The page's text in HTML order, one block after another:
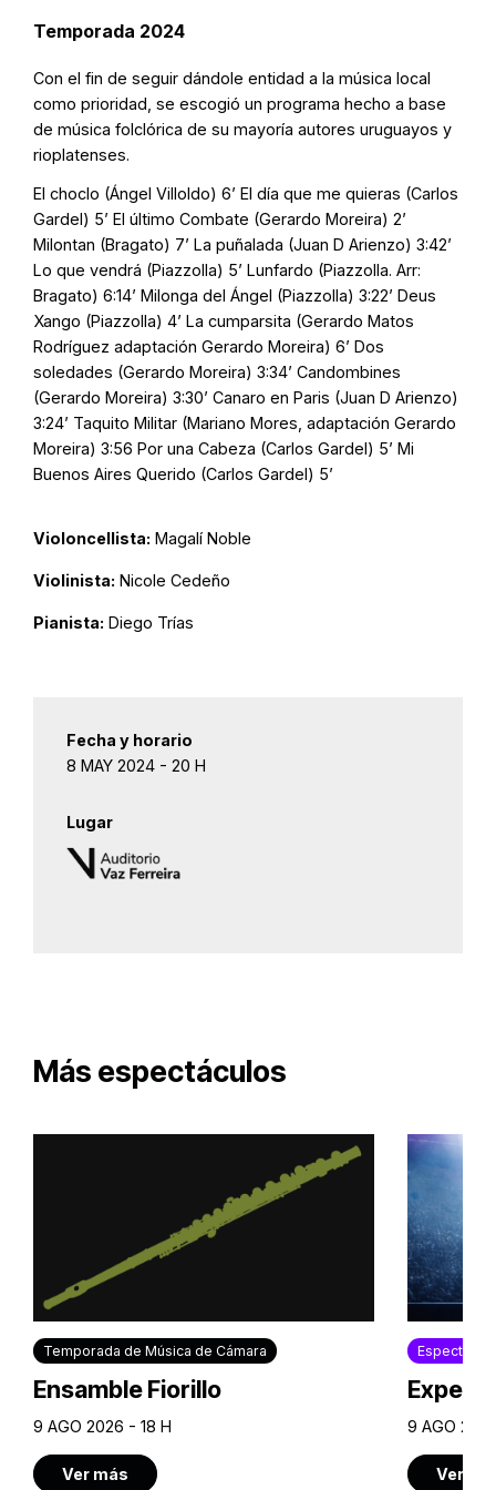
Temporada 2024
Con el fin de seguir dándole entidad a la música local
como prioridad, se escogió un programa hecho a base
de música folclórica de su mayoría autores uruguayos y
rioplatenses.
El choclo (Ángel Villoldo) 6’ El día que me quieras (Carlos
Gardel) 5’ El último Combate (Gerardo Moreira) 2’
Milontan (Bragato) 7’ La puñalada (Juan D Arienzo) 3:42’
Lo que vendrá (Piazzolla) 5’ Lunfardo (Piazzolla. Arr:
Bragato) 6:14’ Milonga del Ángel (Piazzolla) 3:22’ Deus
Xango (Piazzolla) 4’ La cumparsita (Gerardo Matos
Rodríguez adaptación Gerardo Moreira) 6’ Dos
soledades (Gerardo Moreira) 3:34’ Candombines
(Gerardo Moreira) 3:30’ Canaro en Paris (Juan D Arienzo)
3:24’ Taquito Militar (Mariano Mores, adaptación Gerardo
Moreira) 3:56 Por una Cabeza (Carlos Gardel) 5’ Mi
Buenos Aires Querido (Carlos Gardel) 5’
Violoncellista: Magalí Noble
Violinista: Nicole Cedeño
Pianista: Diego Trías
Fecha y horario
8 MAY 2024 - 20 H
Lugar
Más espectáculos
Temporada de Música de Cámara
Ensamble Fiorillo
9 AGO 2026 - 18 H
Ver más
9 AGO
Ver